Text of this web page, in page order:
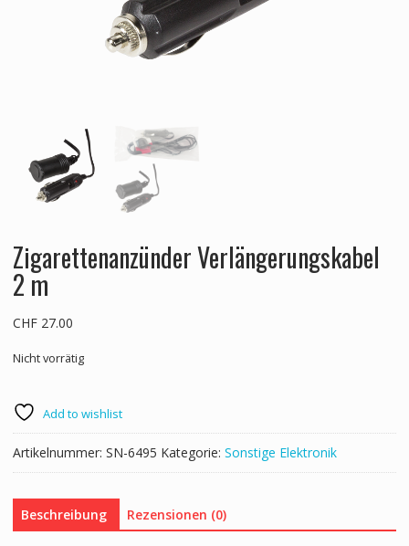
Zigarettenanzünder Verlängerungskabel
2 m
CHF27.00
Nicht vorrätig
Add to wishlist
Artikelnummer: SN-6495 Kategorie: Sonstige Elektronik
Beschreibung Rezensionen (0)